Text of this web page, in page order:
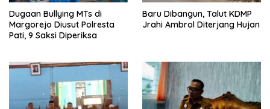
Dugaan Bullying MTs di
Margorejo Diusut Polresta
Pati, 9 Saksi Diperiksa
Baru Dibangun, Talut KDMP
Jrahi Ambrol Diterjang Hujan